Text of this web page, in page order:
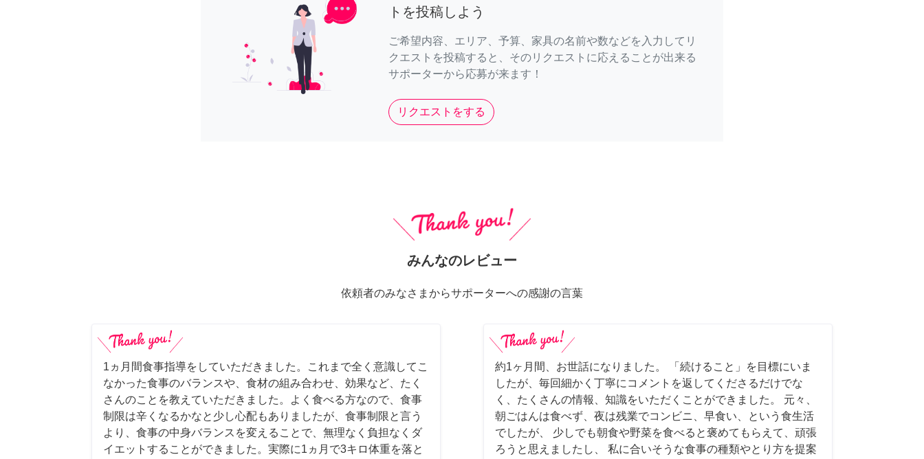
トを投稿しよう
ご希望内容、エリア、予算、家具の名前や数などを入力してリ
クエストを投稿すると、そのリクエストに応えることが出来る
サポーターから応募が来ます！
リクエストをする
みんなのレビュー
依頼者のみなさまからサポーターへの感謝の言葉
1ヵ月間食事指導をしていただきました。これまで全く意識してこ
なかった食事のバランスや、食材の組み合わせ、効果など、たく
さんのことを教えていただきました。よく食べる方なので、食事
制限は辛くなるかなと少し心配もありましたが、食事制限と言う
より、食事の中身バランスを変えることで、無理なく負担なくダ
イエットすることができました。実際に1ヵ月で3キロ体重を落と
約1ヶ月間、お世話になりました。 「続けること」を目標にいま
したが、毎回細かく丁寧にコメントを返してくださるだけでな
く、たくさんの情報、知識をいただくことができました。 元々、
朝ごはんは食べず、夜は残業でコンビニ、早食い、という食生活
でしたが、 少しでも朝食や野菜を食べると褒めてもらえて、頑張
ろうと思えましたし、 私に合いそうな食事の種類やとり方を提案